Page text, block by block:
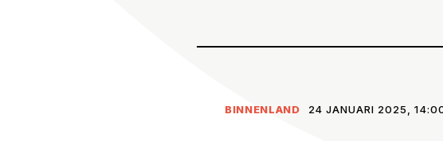
BINNENLAND 24 JANUARI 2025,